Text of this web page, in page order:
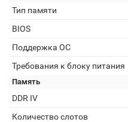
Тип памяти
BIOS
Поддержка ОС
Требования к блоку питания
Память
DDR IV
Количество слотов